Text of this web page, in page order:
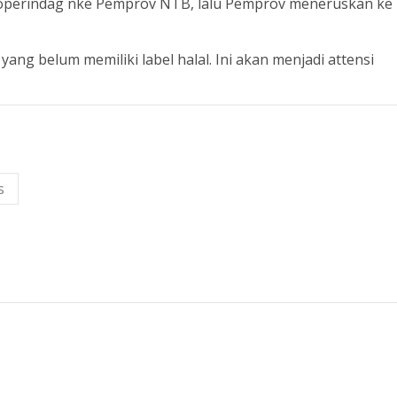
belum memiliki label halal. Ini akan menjadi attensi